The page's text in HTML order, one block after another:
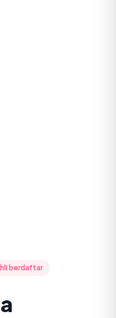
berdaftar